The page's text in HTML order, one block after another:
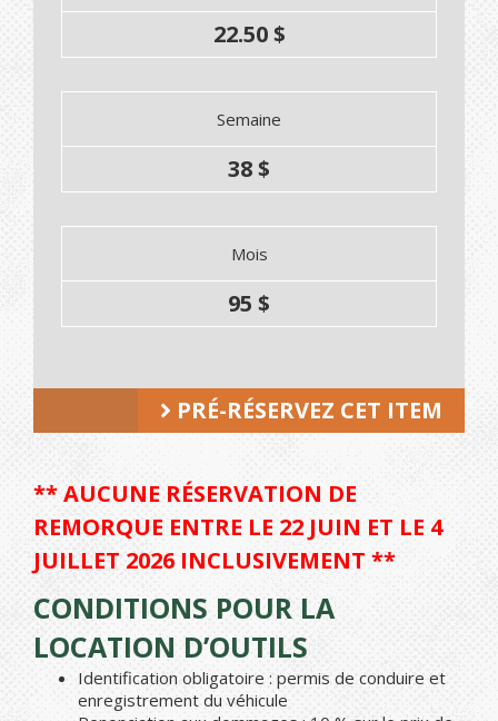
22.50 $
Semaine
38 $
Mois
95 $
PRÉ-RÉSERVEZ CET ITEM
** AUCUNE RÉSERVATION DE
REMORQUE ENTRE LE 22 JUIN ET LE 4
JUILLET 2026 INCLUSIVEMENT **
CONDITIONS POUR LA
LOCATION D’OUTILS
Identification obligatoire : permis de conduire et
enregistrement du véhicule